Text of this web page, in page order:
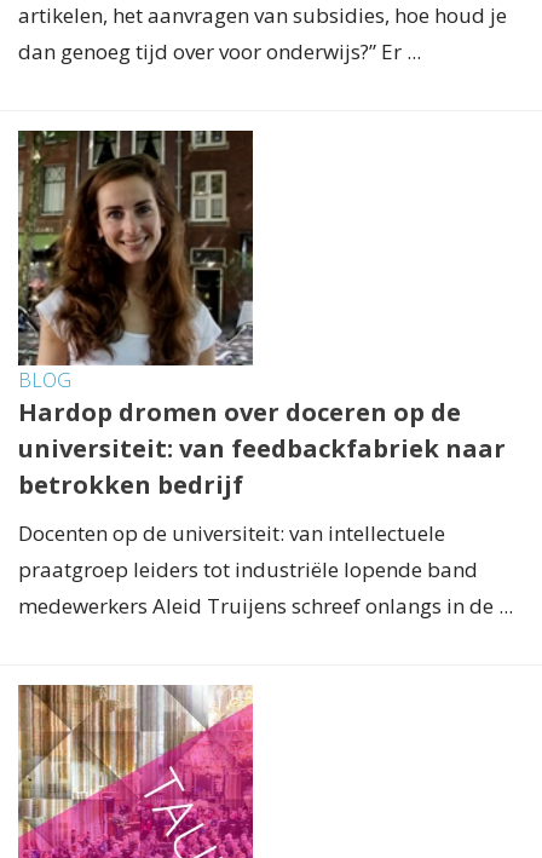
artikelen, het aanvragen van subsidies, hoe houd je
dan genoeg tijd over voor onderwijs?” Er ...
BLOG
Hardop dromen over doceren op de
universiteit: van feedbackfabriek naar
betrokken bedrijf
Docenten op de universiteit: van intellectuele
praatgroep leiders tot industriële lopende band
medewerkers Aleid Truijens schreef onlangs in de ...